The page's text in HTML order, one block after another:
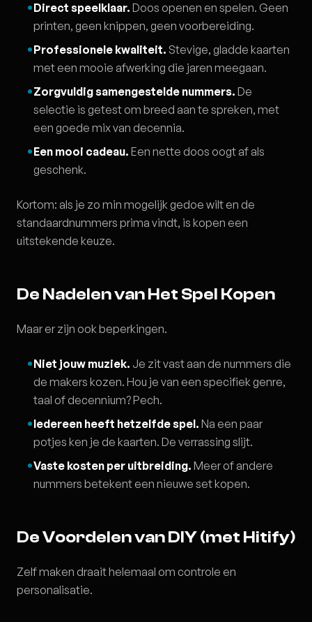
Direct speelklaar. Doos openen en spelen. Geen
printen, geen knippen, geen voorbereiding.
Professionele kwaliteit. Stevige, gladde kaarten
met een mooie afwerking die jaren meegaan.
Zorgvuldig samengestelde nummers. De
selectie is getest om breed aan te spreken, met
een goede mix van decennia.
Een mooi cadeau. Een nette doos oogt af als
geschenk.
Kortom: als je zo min mogelijk gedoe wilt en de
standaardnummers prima vindt, is kopen een
uitstekende keuze.
De Nadelen van Het Spel Kopen
Maar er zijn ook beperkingen.
Niet jouw muziek. Je zit vast aan de nummers die
de makers kozen. Hou je van een specifiek genre,
taal of decennium? Pech.
Iedereen heeft hetzelfde spel. Na een paar
potjes ken je de kaarten. De verrassing slijt.
Vaste kosten per uitbreiding. Meer of andere
nummers betekent een nieuwe set kopen.
De Voordelen van DIY (met Hitify)
Zelf maken draait helemaal om controle en
personalisatie.